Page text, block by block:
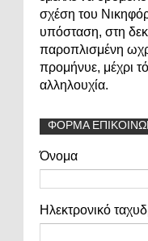
σχέση του
υπόσταση, στη
παροπλισμένη
προμήνυε, μέχρι
αλληλουχία.
ΦΟΡΜΑ
Όνομα
Ηλεκτρονικό